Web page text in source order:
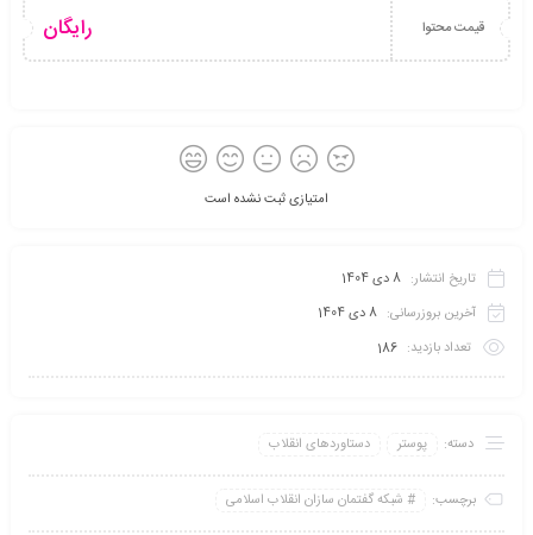
قیمت محتوا رایگان
امتیازی ثبت نشده است
تاریخ انتشار: 8 دی 1404
آخرین بروزرسانی: 8 دی 1404
تعداد بازدید: 186
دسته: پوستر دستاوردهای انقلاب
برچسب: شبکه گفتمان سازان انقلاب اسلامی